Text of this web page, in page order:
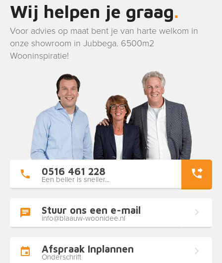
Wij helpen je graag
Voor advies op maat bent je van harte welkom in
onze showroom in Jubbega. 6500m2
Wooninspiratie!
0516 461 228
Een beller is sneller...
Stuur ons een e-mail
info@blaauw-woonidee.nl
Afspraak Inplannen
Onderschrift